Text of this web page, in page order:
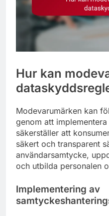
Hur kan
Modevarumärken kan
genom att
säkerställer att
säkert och transparent
användarsamtycke,
och utbilda personalen
Implementering av